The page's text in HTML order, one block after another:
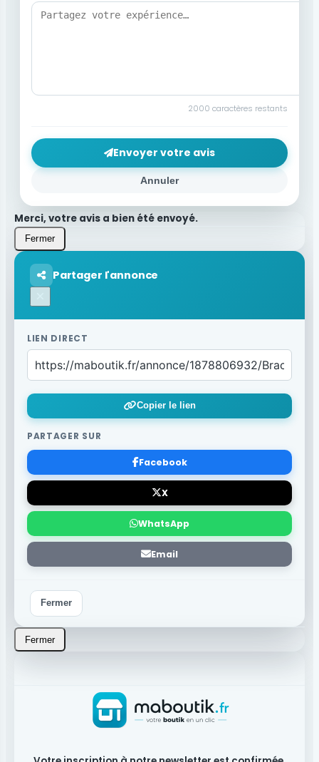
2000 caractères restants
Annuler
Envoyer votre avis
Merci, votre avis a bien été envoyé.
Fermer
Partager l'annonce
LIEN DIRECT
Copier le lien
PARTAGER SUR
Facebook
X
WhatsApp
Email
Fermer
Fermer